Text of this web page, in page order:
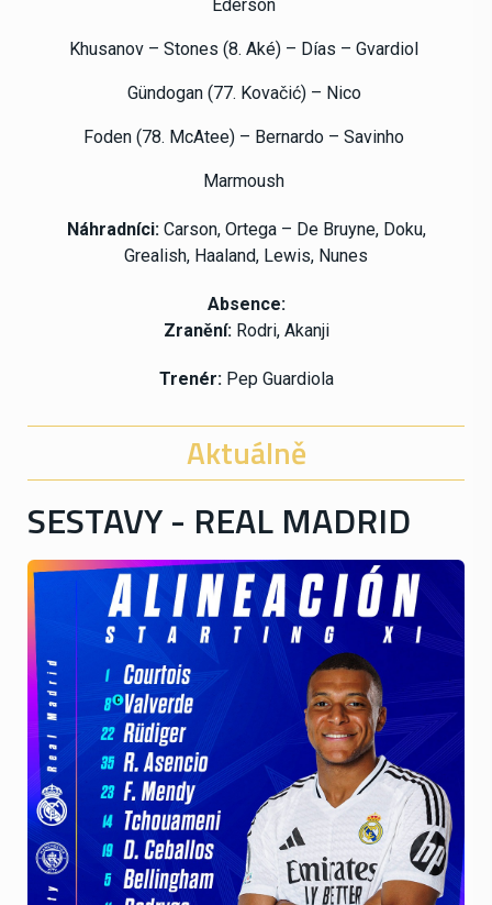
Ederson
Khusanov – Stones (8. Aké) – Días – Gvardiol
Gündogan (77. Kovačić) – Nico
Foden (78. McAtee) – Bernardo – Savinho
Marmoush
Náhradníci:Carson, Ortega – De Bruyne, Doku,
Grealish, Haaland, Lewis, Nunes
Absence:
Zranění: Rodri, Akanji
Trenér:Pep Guardiola
Aktuálně
SESTAVY - REAL MADRID